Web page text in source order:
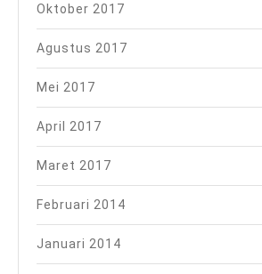
Oktober 2017
Agustus 2017
Mei 2017
April 2017
Maret 2017
Februari 2014
Januari 2014